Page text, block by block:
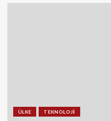
ÜLKE TEKNOLOJI